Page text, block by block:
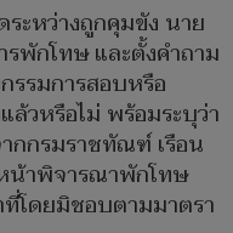
ระหว่างถูกคุมขัง นาย
พักโทษ และตั้งคำถาม
รรมการสอบหรือ
ล้วหรือไม่ พร้อมระบุว่า
กกรมราชทัณฑ์ เรือน
น้าพิจารณาพักโทษ
โดยมิชอบตามมาตรา